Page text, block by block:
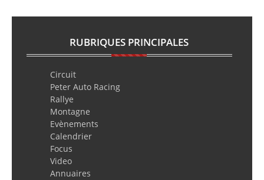
RUBRIQUES PRINCIPALES
Circuit
Peter Auto Racing
Rallye
Montagne
Evènements
Calendrier
Focus
Video
Annuaires